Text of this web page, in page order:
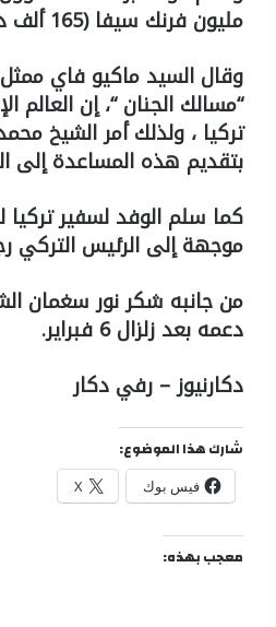
مليون فرنك سيفا (165 ألف دولار) لدعم ضحايا الكارثة.
وقال السيد ماكيو فاي
“مسالك الجنان “، إن العالم
تركيا ، ولذلك أمر الشيخ
بتقديم هذه المساعدة إلى
كما سلم الوفد لسفير
موجهة إلى الرئيس التركي
من جانبه شكر نور سغمان
دعمه بعد زلزال 6 فبراير.
دكارنيوز – رفي دكار
شارك هذا الموضوع:
فيس بوك X
معجب بهذه: